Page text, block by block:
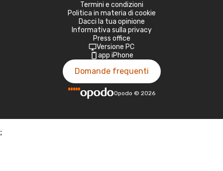
Termini e condizioni
Politica in materia di cookie
Dacci la tua opinione
Informativa sulla privacy
Press office
Versione PC
app iPhone
Domande frequenti
Opodo © 2026
;